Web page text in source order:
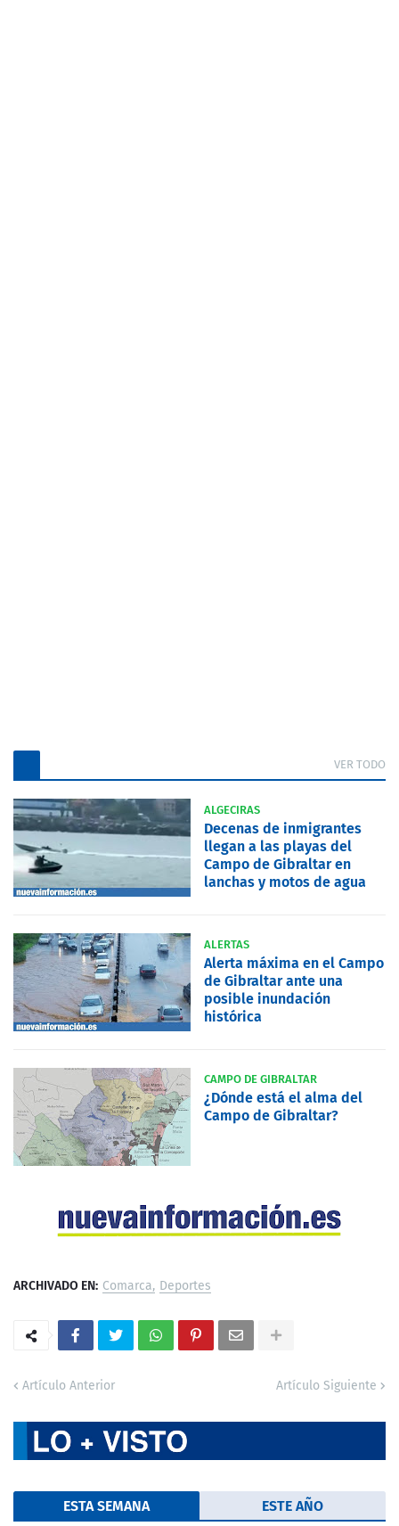
VER TODO
ALGECIRAS
Decenas de inmigrantes
llegan a las playas del
Campo de Gibraltar en
lanchas y motos de agua
ALERTAS
Alerta máxima en el Campo
de Gibraltar ante una
posible inundación
histórica
CAMPO DE GIBRALTAR
¿Dónde está el alma del
Campo de Gibraltar?
ARCHIVADO EN: Comarca Deportes
Artículo Anterior Artículo Siguiente
ESTA SEMANA ESTE AÑO